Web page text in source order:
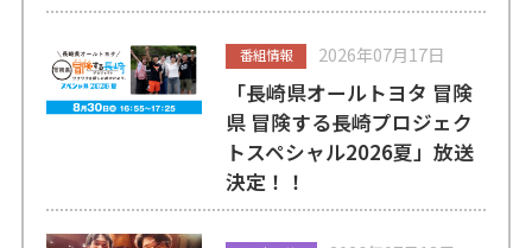
番組情報 2026年07月17日
「長崎県オールトヨタ 冒険
県 冒険する長崎プロジェク
トスペシャル2026夏」放送
決定！！